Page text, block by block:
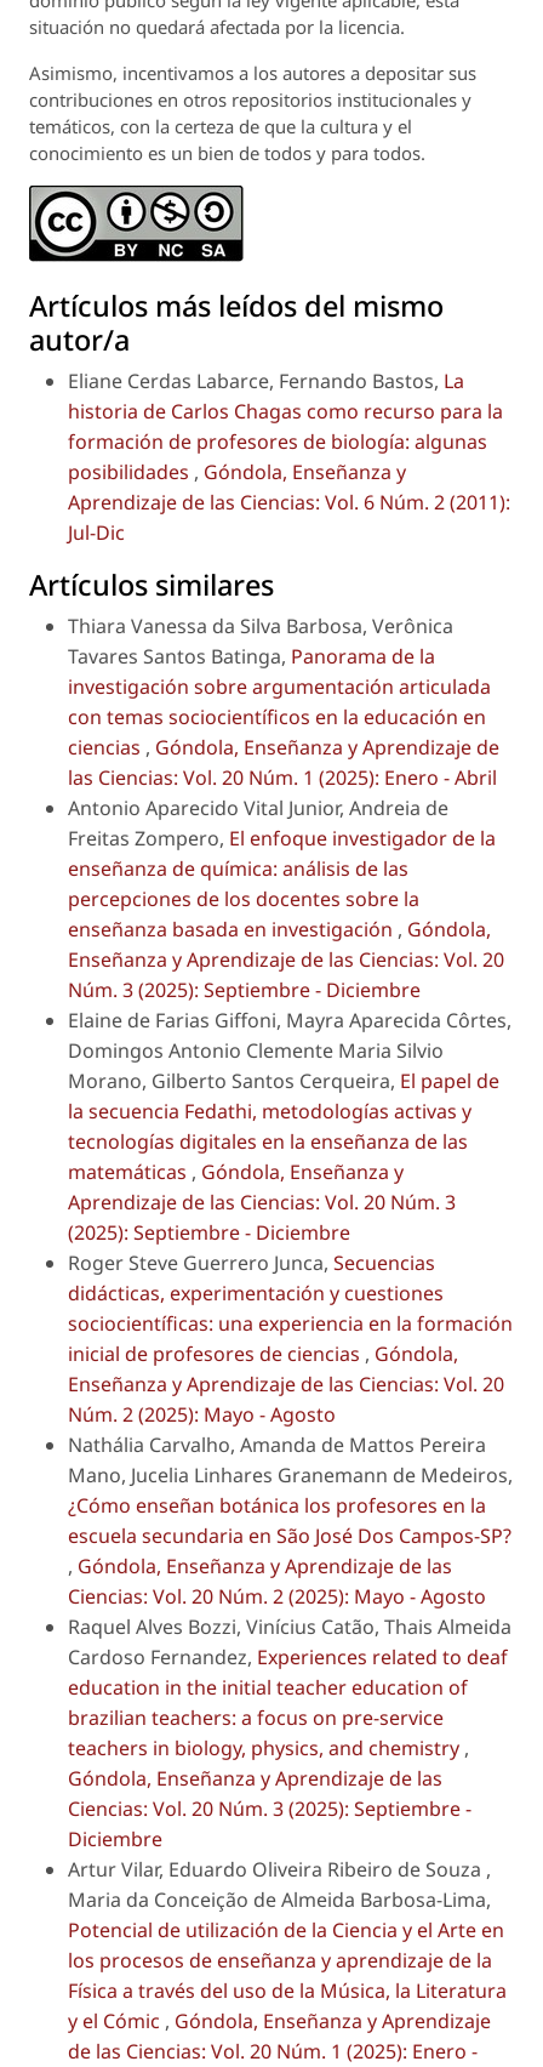
situación no quedará afectada por la licencia.
Asimismo, incentivamos a los autores a depositar sus
contribuciones en otros repositorios institucionales y
temáticos, con la certeza de que la cultura y el
conocimiento es un bien de todos y para todos.
Artículos más leídos del mismo
autor/a
Eliane Cerdas Labarce, Fernando Bastos, La
historia de Carlos Chagas como recurso para la
formación de profesores de biología: algunas
posibilidades , Góndola, Enseñanza y
Aprendizaje de las Ciencias: Vol. 6 Núm. 2 (2011):
Jul-Dic
Artículos similares
Thiara Vanessa da Silva Barbosa, Verônica
Tavares Santos Batinga, Panorama de la
investigación sobre argumentación articulada
con temas sociocientíficos en la educación en
ciencias , Góndola, Enseñanza y Aprendizaje de
las Ciencias: Vol. 20 Núm. 1 (2025): Enero - Abril
Antonio Aparecido Vital Junior, Andreia de
Freitas Zompero, El enfoque investigador de la
enseñanza de química: análisis de las
percepciones de los docentes sobre la
enseñanza basada en investigación , Góndola,
Enseñanza y Aprendizaje de las Ciencias: Vol. 20
Núm. 3 (2025): Septiembre - Diciembre
Elaine de Farias Giffoni, Mayra Aparecida Côrtes,
Domingos Antonio Clemente Maria Silvio
Morano, Gilberto Santos Cerqueira, El papel de
la secuencia Fedathi, metodologías activas y
tecnologías digitales en la enseñanza de las
matemáticas , Góndola, Enseñanza y
Aprendizaje de las Ciencias: Vol. 20 Núm. 3
(2025): Septiembre - Diciembre
Roger Steve Guerrero Junca, Secuencias
didácticas, experimentación y cuestiones
sociocientíficas: una experiencia en la formación
inicial de profesores de ciencias , Góndola,
Enseñanza y Aprendizaje de las Ciencias: Vol. 20
Núm. 2 (2025): Mayo - Agosto
Nathália Carvalho, Amanda de Mattos Pereira
Mano, Jucelia Linhares Granemann de Medeiros,
¿Cómo enseñan botánica los profesores en la
escuela secundaria en São José Dos Campos-SP?
, Góndola, Enseñanza y Aprendizaje de las
Ciencias: Vol. 20 Núm. 2 (2025): Mayo - Agosto
Raquel Alves Bozzi, Vinícius Catão, Thais Almeida
Cardoso Fernandez, Experiences related to deaf
education in the initial teacher education of
brazilian teachers: a focus on pre-service
teachers in biology, physics, and chemistry ,
Góndola, Enseñanza y Aprendizaje de las
Ciencias: Vol. 20 Núm. 3 (2025): Septiembre -
Diciembre
Artur Vilar, Eduardo Oliveira Ribeiro de Souza ,
Maria da Conceição de Almeida Barbosa-Lima,
Potencial de utilización de la Ciencia y el Arte en
los procesos de enseñanza y aprendizaje de la
Física a través del uso de la Música, la Literatura
y el Cómic , Góndola, Enseñanza y Aprendizaje
de las Ciencias: Vol. 20 Núm. 1 (2025): Enero -